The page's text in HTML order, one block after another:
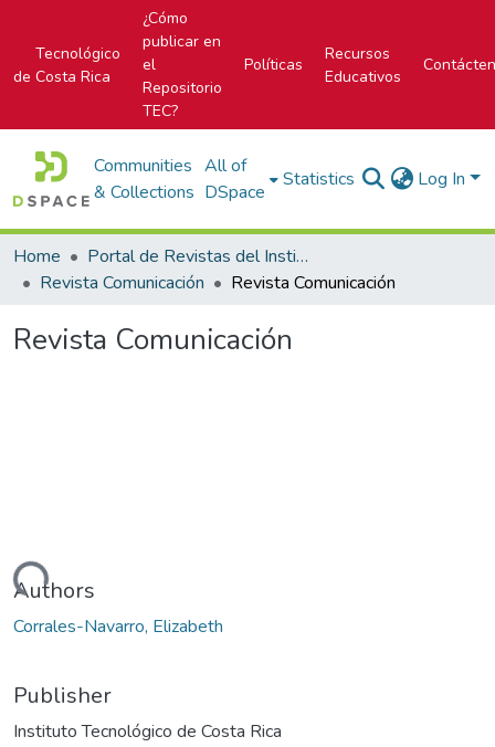
Tecnológico
de Costa Rica
¿Cómo
publicar en
el
Repositorio
TEC?
Políticas
Recursos
Educativos
Communities
& Collections
All of
DSpace
Statistics Log In
Home
Portal de Revistas del Instituto Tecnológico de Costa Rica
Revista Comunicación
Revista Comunicación
Revista Comunicación
Authors
Corrales-Navarro, Elizabeth
Publisher
Instituto Tecnológico de Costa Rica